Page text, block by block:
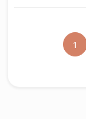
1